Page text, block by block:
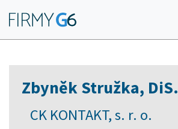
Zbyněk Stružka, DiS.
CK KONTAKT, s. r. o.